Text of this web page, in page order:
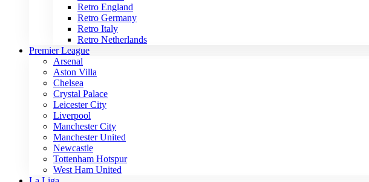
Retro England
Retro Germany
Retro Italy
Retro Netherlands
Premier League
Arsenal
Aston Villa
Chelsea
Crystal Palace
Leicester City
Liverpool
Manchester City
Manchester United
Newcastle
Tottenham Hotspur
West Ham United